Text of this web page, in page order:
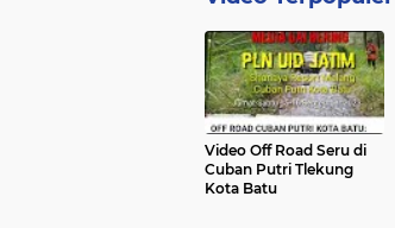
Video Off Road Seru di
Cuban Putri Tlekung
Kota Batu